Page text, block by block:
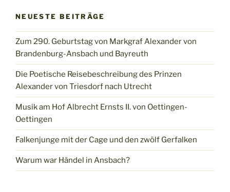
NEUESTE BEITRÄGE
Zum 290. Geburtstag von Markgraf Alexander von
Brandenburg-Ansbach und Bayreuth
Die Poetische Reisebeschreibung des Prinzen
Alexander von Triesdorf nach Utrecht
Musik am Hof Albrecht Ernsts II. von Oettingen-
Oettingen
Falkenjunge mit der Cage und den zwölf Gerfalken
Warum war Händel in Ansbach?